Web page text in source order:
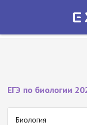
Экзамер —
ЕГЭ по биологии
Биология